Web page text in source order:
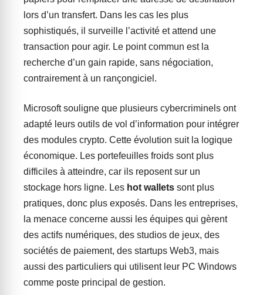
lors d’un transfert. Dans les cas les plus
sophistiqués, il surveille l’activité et attend une
transaction pour agir. Le point commun est la
recherche d’un gain rapide, sans négociation,
contrairement à un rançongiciel.
Microsoft souligne que plusieurs cybercriminels ont
adapté leurs outils de vol d’information pour intégrer
des modules crypto. Cette évolution suit la logique
économique. Les portefeuilles froids sont plus
difficiles à atteindre, car ils reposent sur un
stockage hors ligne. Les hot wallets sont plus
pratiques, donc plus exposés. Dans les entreprises,
la menace concerne aussi les équipes qui gèrent
des actifs numériques, des studios de jeux, des
sociétés de paiement, des startups Web3, mais
aussi des particuliers qui utilisent leur PC Windows
comme poste principal de gestion.